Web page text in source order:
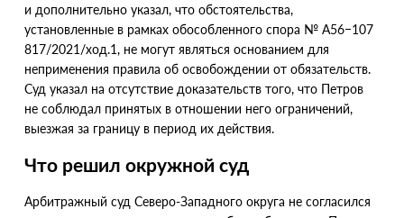
и дополнительно указал, что обстоятельства,
установленные в рамках обособленного спора № А56−107
817/2021/ход.1, не могут являться основанием для
неприменения правила об освобождении от обязательств.
Суд указал на отсутствие доказательств того, что Петров
не соблюдал принятых в отношении него ограничений,
выезжая за границу в период их действия.
Что решил окружной суд
Арбитражный суд Северо-Западного округа не согласился